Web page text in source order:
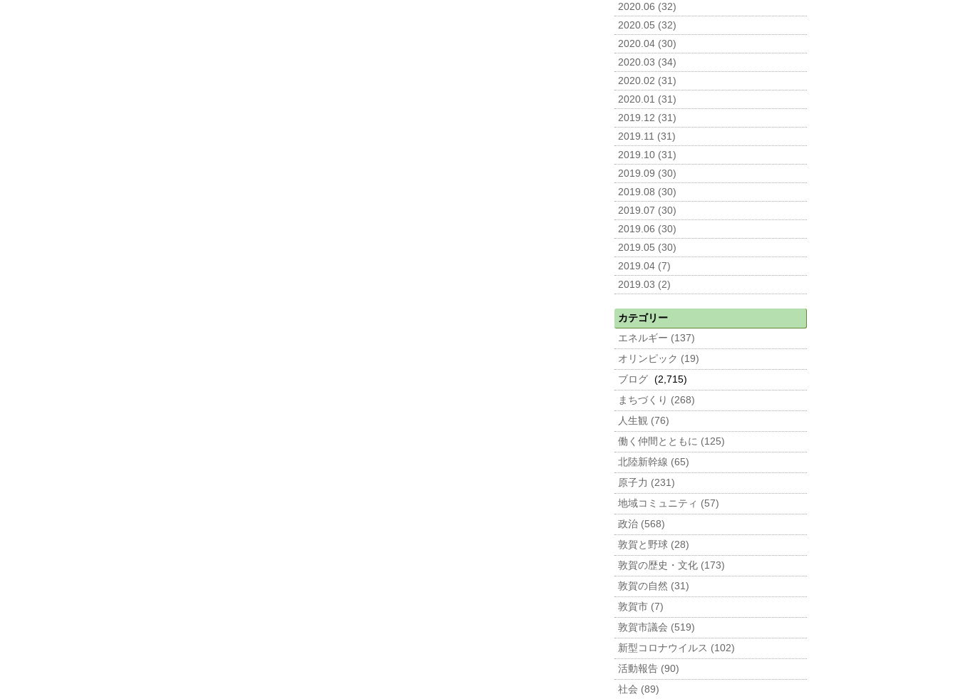
2020.06 (32)
2020.05 (32)
2020.04 (30)
2020.03 (34)
2020.02 (31)
2020.01 (31)
2019.12 (31)
2019.11 (31)
2019.10 (31)
2019.09 (30)
2019.08 (30)
2019.07 (30)
2019.06 (30)
2019.05 (30)
2019.04 (7)
2019.03 (2)
カテゴリー
エネルギー (137)
オリンピック (19)
ブログ (2,715)
まちづくり (268)
人生観 (76)
働く仲間とともに (125)
北陸新幹線 (65)
原子力 (231)
地域コミュニティ (57)
政治 (568)
敦賀と野球 (28)
敦賀の歴史・文化 (173)
敦賀の自然 (31)
敦賀市 (7)
敦賀市議会 (519)
新型コロナウイルス (102)
活動報告 (90)
社会 (89)